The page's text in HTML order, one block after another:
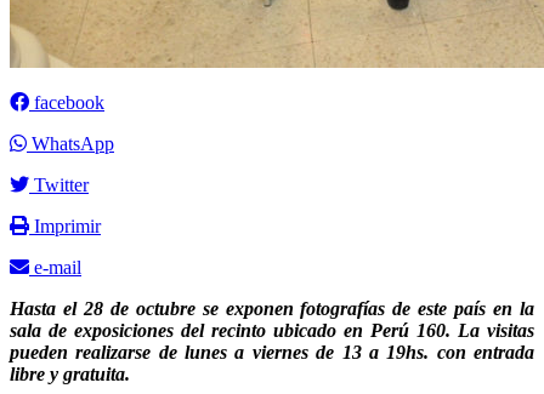
facebook
WhatsApp
Twitter
Imprimir
e-mail
Hasta el 28 de octubre se exponen fotografías de este país en la
sala de exposiciones del recinto ubicado en Perú 160. La visitas
pueden realizarse de lunes a viernes de 13 a 19hs. con entrada
libre y gratuita.